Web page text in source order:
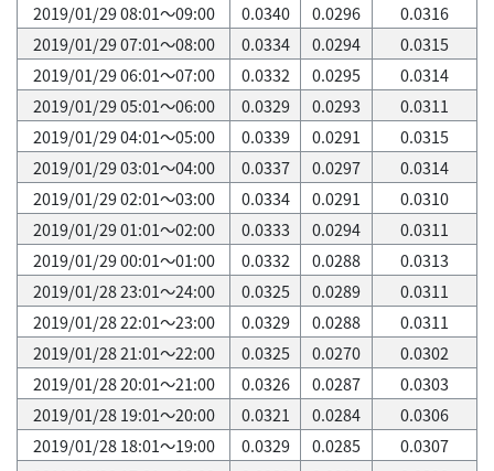
2019/01/29 08:01～09:00
0.0340 0.0296
0.0316
2019/01/29 07:01～08:00
0.0334 0.0294
0.0315
2019/01/29 06:01～07:00
0.0332 0.0295
0.0314
2019/01/29 05:01～06:00
0.0329 0.0293
0.0311
2019/01/29 04:01～05:00
0.0339 0.0291
0.0315
2019/01/29 03:01～04:00
0.0337 0.0297
0.0314
2019/01/29 02:01～03:00
0.0334 0.0291
0.0310
2019/01/29 01:01～02:00
0.0333 0.0294
0.0311
2019/01/29 00:01～01:00
0.0332 0.0288
0.0313
2019/01/28 23:01～24:00
0.0325 0.0289
0.0311
2019/01/28 22:01～23:00
0.0329 0.0288
0.0311
2019/01/28 21:01～22:00
0.0325 0.0270
0.0302
2019/01/28 20:01～21:00
0.0326 0.0287
0.0303
2019/01/28 19:01～20:00
0.0321 0.0284
0.0306
2019/01/28 18:01～19:00
0.0329 0.0285
0.0307